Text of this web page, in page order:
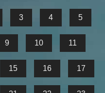
3 4 5
9 10 11
15 16 17